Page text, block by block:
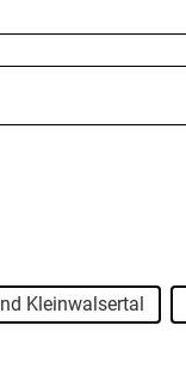
Kleinwalsertal